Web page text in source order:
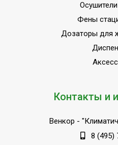
Фены
Дозаторы для
Контакты и
Венкор -
8 (495)